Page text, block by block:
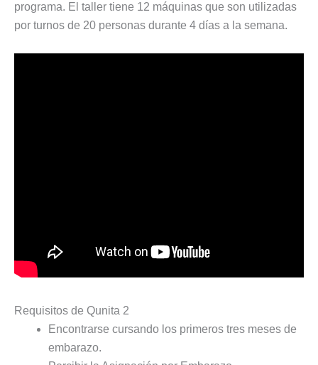
programa. El taller tiene 12 máquinas que son utilizadas
por turnos de 20 personas durante 4 días a la semana.
Requisitos de Qunita 2
Encontrarse cursando los primeros tres meses de
embarazo.